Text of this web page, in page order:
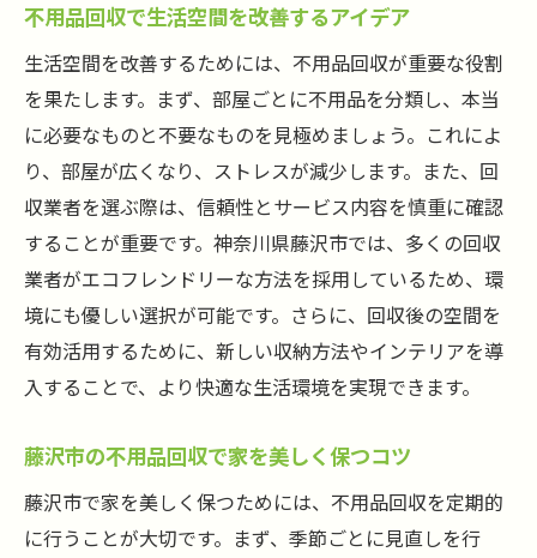
不用品回収で生活空間を改善するアイデア
生活空間を改善するためには、不用品回収が重要な役割
を果たします。まず、部屋ごとに不用品を分類し、本当
に必要なものと不要なものを見極めましょう。これによ
り、部屋が広くなり、ストレスが減少します。また、回
収業者を選ぶ際は、信頼性とサービス内容を慎重に確認
することが重要です。神奈川県藤沢市では、多くの回収
業者がエコフレンドリーな方法を採用しているため、環
境にも優しい選択が可能です。さらに、回収後の空間を
有効活用するために、新しい収納方法やインテリアを導
入することで、より快適な生活環境を実現できます。
藤沢市の不用品回収で家を美しく保つコツ
藤沢市で家を美しく保つためには、不用品回収を定期的
に行うことが大切です。まず、季節ごとに見直しを行